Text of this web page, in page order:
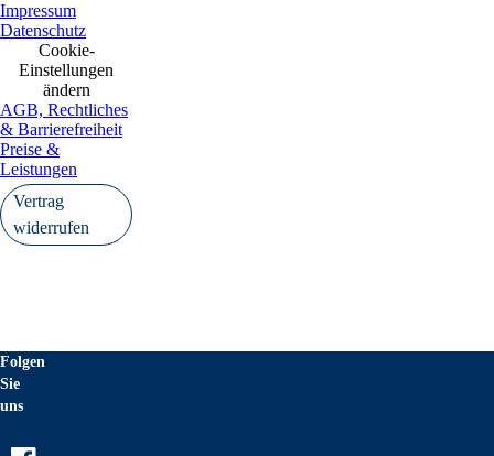
Impressum
Datenschutz
Cookie-
Einstellungen
ändern
AGB, Rechtliches
& Barrierefreiheit
Preise &
Leistungen
Vertrag
widerrufen
Folgen
Sie
uns